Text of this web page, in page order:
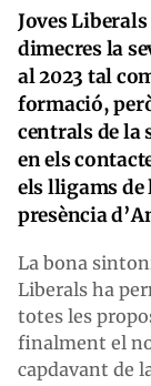
Joves
dimecres la
al 2023 tal
formació,
centrals de la
en els
els lligams de
presència
La bona
Liberals ha
totes les
finalment el
capdavant de